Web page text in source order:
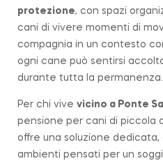
protezione, con spazi
cani di vivere momenti di
compagnia in un contesto
ogni cane può sentirsi
durante tutta la permanenza.
Per chi vive vicino a Ponte
pensione per cani di piccola
offre una soluzione
ambienti pensati per un